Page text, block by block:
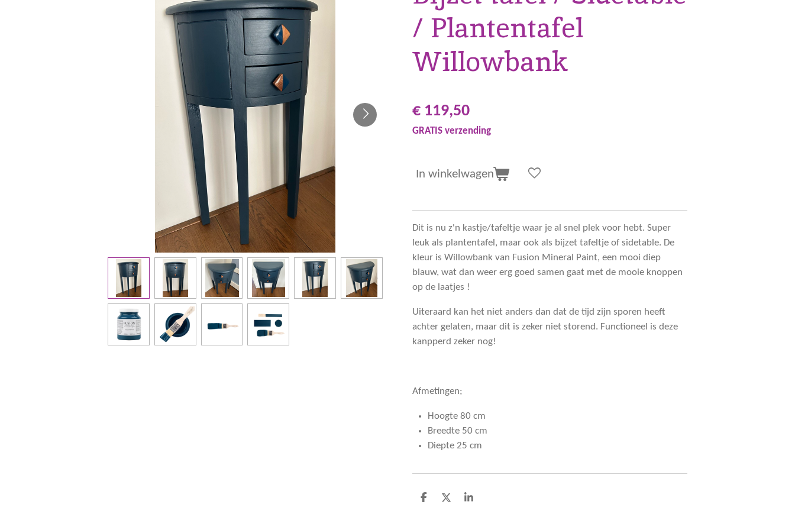
/ Plantentafel
Willowbank
€ 119,50
GRATIS verzending
In winkelwagen
Dit is nu z'n kastje/tafeltje waar je al snel plek voor hebt. Super
leuk als plantentafel, maar ook als bijzet tafeltje of sidetable. De
kleur is Willowbank van Fusion Mineral Paint, een mooi diep
blauw, wat dan weer erg goed samen gaat met de mooie knoppen
op de laatjes !
Uiteraard kan het niet anders dan dat de tijd zijn sporen heeft
achter gelaten, maar dit is zeker niet storend. Functioneel is deze
kanpperd zeker nog!
Afmetingen;
Hoogte 80 cm
Breedte 50 cm
Diepte 25 cm
D
D
S